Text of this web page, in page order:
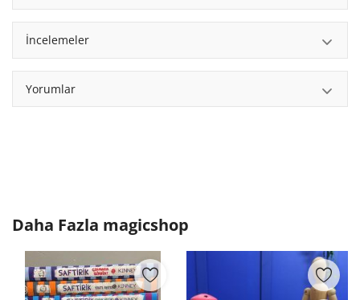
İncelemeler
Yorumlar
Daha Fazla magicshop